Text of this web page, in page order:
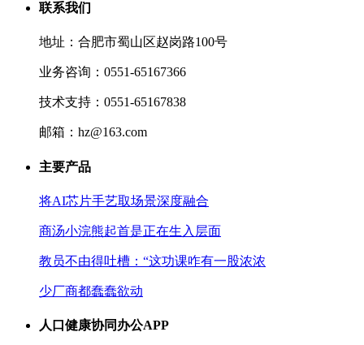
联系我们
地址：合肥市蜀山区赵岗路100号
业务咨询：0551-65167366
技术支持：0551-65167838
邮箱：hz@163.com
主要产品
将AI芯片手艺取场景深度融合
商汤小浣熊起首是正在生入层面
教员不由得吐槽：“这功课咋有一股浓浓
少厂商都蠢蠢欲动
人口健康协同办公APP